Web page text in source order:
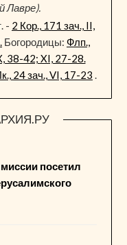
Лавре).
- 2 Кор., 171 зач., II,
Богородицы: Флп.,
38-42; XI, 27-28.
24 зач., VI, 17-23 .
посетил